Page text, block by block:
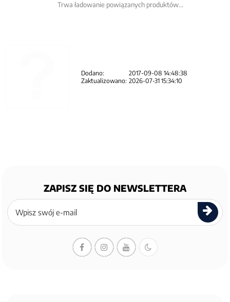
Trwa ładowanie powiązanych produktów...
Dodano:
2017-09-08 14:48:38
Zaktualizowano: 2026-07-31 15:34:10
ZAPISZ SIĘ DO NEWSLETTERA
Zapisz
się
newslettera